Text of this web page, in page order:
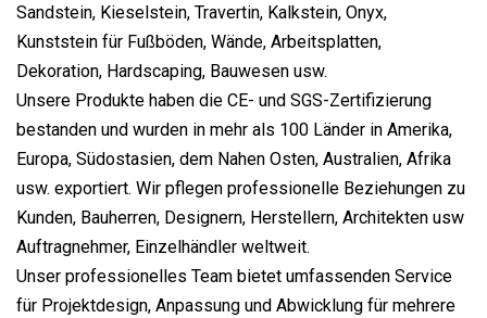
Sandstein, Kieselstein, Travertin, Kalkstein, Onyx,
Kunststein für Fußböden, Wände, Arbeitsplatten,
Dekoration, Hardscaping, Bauwesen usw.
Unsere Produkte haben die CE- und SGS-Zertifizierung
bestanden und wurden in mehr als 100 Länder in Amerika,
Europa, Südostasien, dem Nahen Osten, Australien, Afrika
usw. exportiert. Wir pflegen professionelle Beziehungen zu
Kunden, Bauherren, Designern, Herstellern, Architekten usw
Auftragnehmer, Einzelhändler weltweit.
Unser professionelles Team bietet umfassenden Service
für Projektdesign, Anpassung und Abwicklung für mehrere